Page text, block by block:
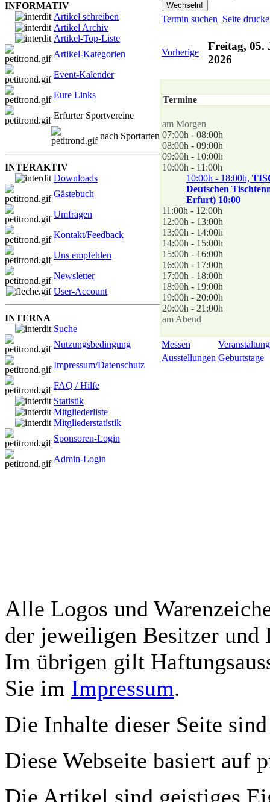
INFORMATIV
Artikel schreiben
Artikel Archiv
Artikel-Top-Liste
Artikel-Kategorien
Event-Kalender
Eure Links
Erfurter Sportvereine
nach Sportarten
INTERAKTIV
Downloads
Gästebuch
Umfragen
Kontakt/Feedback
Uns empfehlen
Newsletter
User-Account
INTERNA
Suche
Nutzungsbedingung
Impressum/Datenschutz
FAQ / Hilfe
Statistik
Mitgliederliste
Mitgliederstatistik
Sponsoren-Login
Admin-Login
Termin suchen Seite
Vorherige
Freitag, 05.
2026
Termine
am Morgen
07:00h - 08:00h
08:00h - 09:00h
09:00h - 10:00h
10:00h - 11:00h
10:00h - 18:00h,
Deutschen
Erfurt) 10:00
11:00h - 12:00h
12:00h - 13:00h
13:00h - 14:00h
14:00h - 15:00h
15:00h - 16:00h
16:00h - 17:00h
17:00h - 18:00h
18:00h - 19:00h
19:00h - 20:00h
20:00h - 21:00h
am Abend
Messen
Veranstaltung
Ausstellungen Geburtstage
Alle Logos und
der jeweiligen Besitzer und
Im übrigen gilt
Sie im Impressum.
Die Inhalte dieser Seite
Diese Webseite basiert auf
Die Artikel sind geistiges